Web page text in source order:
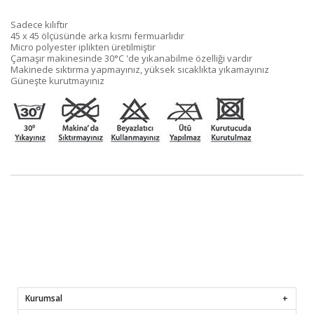
Sadece kılıftır
45 x 45 ölçüsünde arka kısmı fermuarlıdır
Micro polyester iplikten üretilmiştir
Çamaşır makinesinde 30°C 'de yıkanabilme özelliği vardır
Makinede sıktırma yapmayınız, yüksek sıcaklıkta yıkamayınız
Güneşte kurutmayınız
Kurumsal